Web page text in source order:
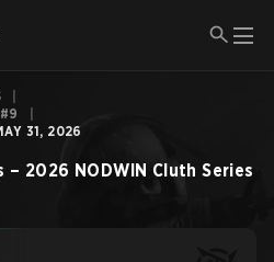
31, 2026
– 2026 NODWIN Cluth Series